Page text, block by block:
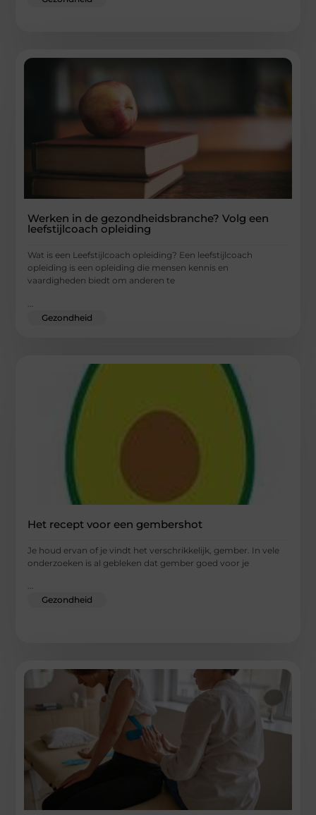
Werken in de gezondheidsbranche? Volg een
leefstijlcoach opleiding
Wat is een Leefstijlcoach opleiding? Een leefstijlcoach
opleiding is een opleiding die mensen kennis en
vaardigheden biedt om anderen te
Gezondheid
Het recept voor een gembershot
Je houd ervan of je vindt het verschrikkelijk, gember. In vele
onderzoeken is al gebleken dat gember goed voor je
...
Gezondheid